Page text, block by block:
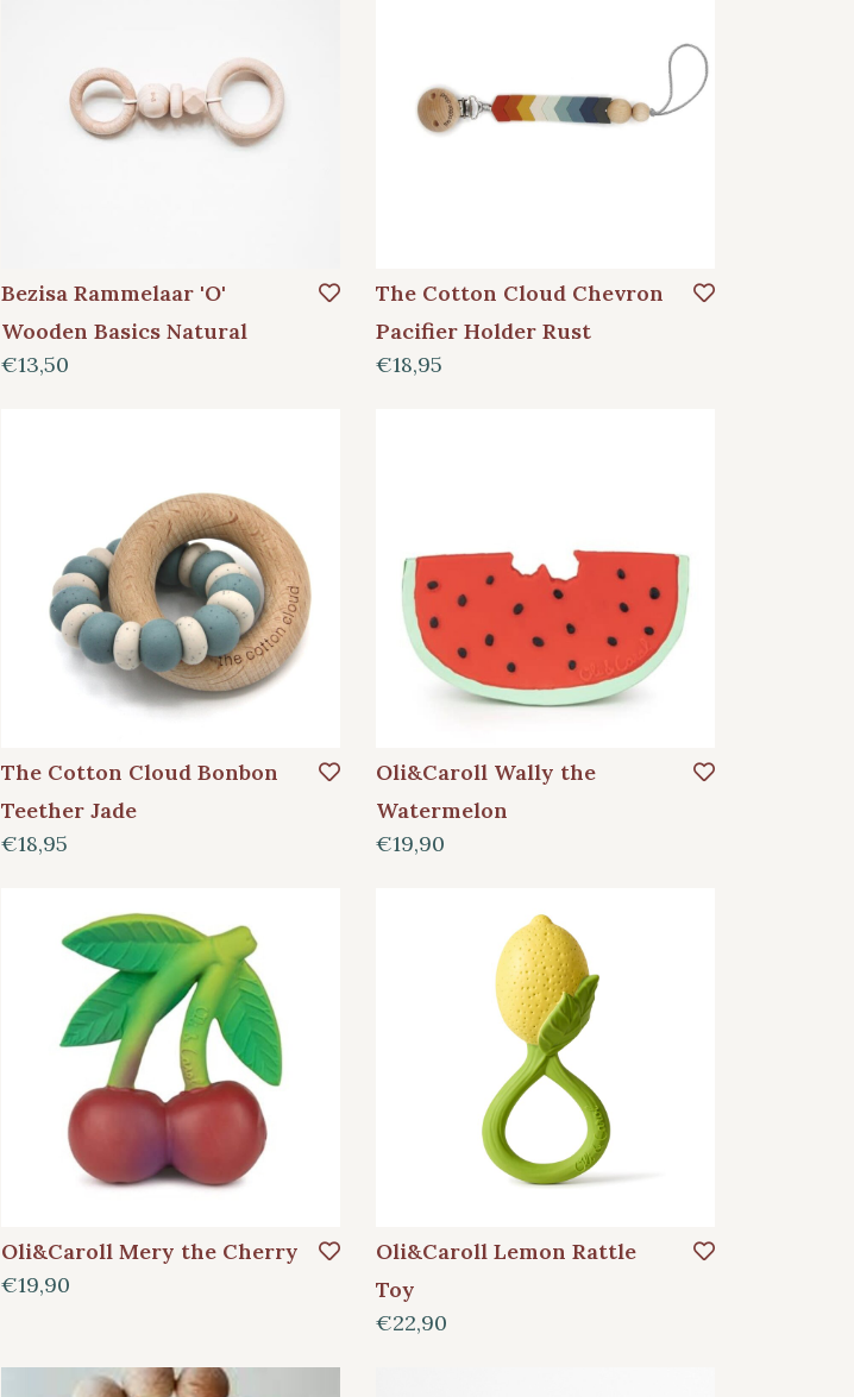
Bezisa Rammelaar 'O'
Wooden Basics Natural
€13,50
The Cotton Cloud Chevron
Pacifier Holder Rust
€18,95
The Cotton Cloud Bonbon
Teether Jade
€18,95
Oli&Caroll Wally the
Watermelon
€19,90
Oli&Caroll Mery the Cherry
€19,90
Oli&Caroll Lemon Rattle
Toy
€22,90